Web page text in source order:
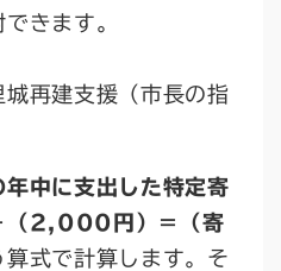
きます。
再建支援（市長の指
年中に支出した特定寄
（2,000円）＝（寄
算式で計算します。そ